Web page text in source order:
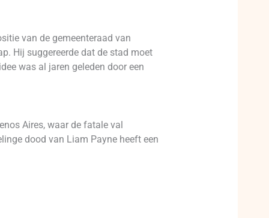
van de gemeenteraad van
Hij suggereerde dat de stad moet
was al jaren geleden door een
Aires, waar de fatale val
dood van Liam Payne heeft een